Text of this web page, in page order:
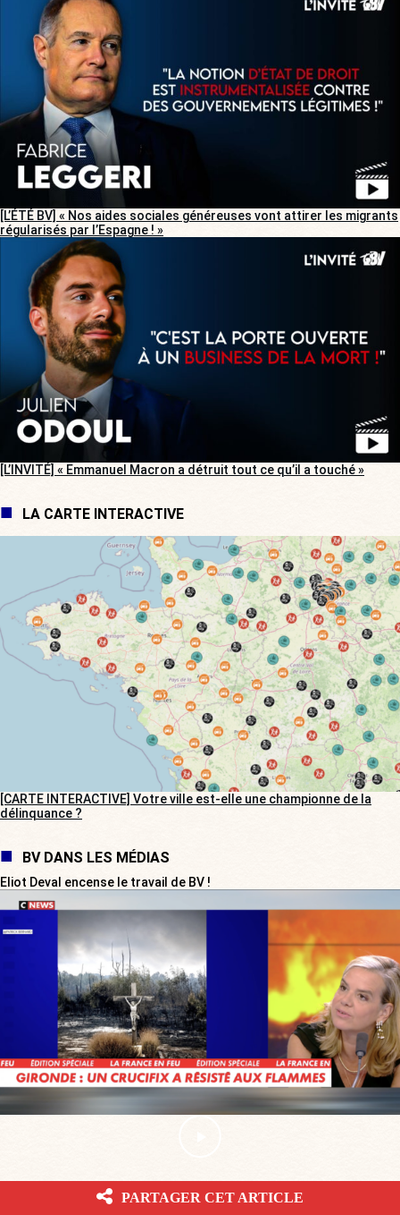
[L’ÉTÉ BV] « Nos aides sociales généreuses vont attirer les migrants
régularisés par l’Espagne ! »
[L’INVITÉ] « Emmanuel Macron a détruit tout ce qu’il a touché »
LA CARTE INTERACTIVE
[CARTE INTERACTIVE] Votre ville est-elle une championne de la
délinquance ?
BV DANS LES MÉDIAS
Eliot Deval encense le travail de BV !
VOTRE AVIS PARTAGER CET ARTICLE